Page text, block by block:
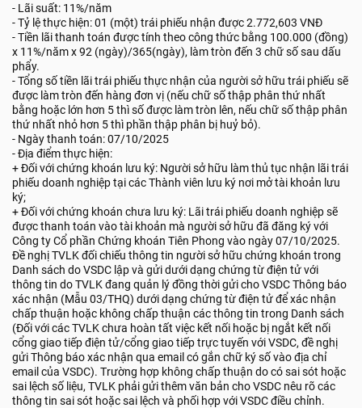
- Lãi suất: 11%/năm
- Tỷ lệ thực hiện: 01 (một) trái phiếu nhận được 2.772,603 VNĐ
- Tiền lãi thanh toán được tính theo công thức bằng 100.000 (đồng)
x 11%/năm x 92 (ngày)/365(ngày), làm tròn đến 3 chữ số sau dấu
phẩy.
- Tổng số tiền lãi trái phiếu thực nhận của người sở hữu trái phiếu sẽ
được làm tròn đến hàng đơn vị (nếu chữ số thập phân thứ nhất
bằng hoặc lớn hơn 5 thì số được làm tròn lên, nếu chữ số thập phân
thứ nhất nhỏ hơn 5 thì phần thập phân bị huỷ bỏ).
- Ngày thanh toán: 07/10/2025
- Địa điểm thực hiện:
+ Đối với chứng khoán lưu ký: Người sở hữu làm thủ tục nhận lãi trái
phiếu doanh nghiệp tại các Thành viên lưu ký nơi mở tài khoản lưu
ký;
+ Đối với chứng khoán chưa lưu ký: Lãi trái phiếu doanh nghiệp sẽ
được thanh toán vào tài khoản mà người sở hữu đã đăng ký với
Công ty Cổ phần Chứng khoán Tiên Phong vào ngày 07/10/2025.
Đề nghị TVLK đối chiếu thông tin người sở hữu chứng khoán trong
Danh sách do VSDC lập và gửi dưới dạng chứng từ điện tử với
thông tin do TVLK đang quản lý đồng thời gửi cho VSDC Thông báo
xác nhận (Mẫu 03/THQ) dưới dạng chứng từ điện tử để xác nhận
chấp thuận hoặc không chấp thuận các thông tin trong Danh sách
(Đối với các TVLK chưa hoàn tất việc kết nối hoặc bị ngắt kết nối
cổng giao tiếp điện tử/cổng giao tiếp trực tuyến với VSDC, đề nghị
gửi Thông báo xác nhận qua email có gắn chữ ký số vào địa chỉ
email của VSDC). Trường hợp không chấp thuận do có sai sót hoặc
sai lệch số liệu, TVLK phải gửi thêm văn bản cho VSDC nêu rõ các
thông tin sai sót hoặc sai lệch và phối hợp với VSDC điều chỉnh.